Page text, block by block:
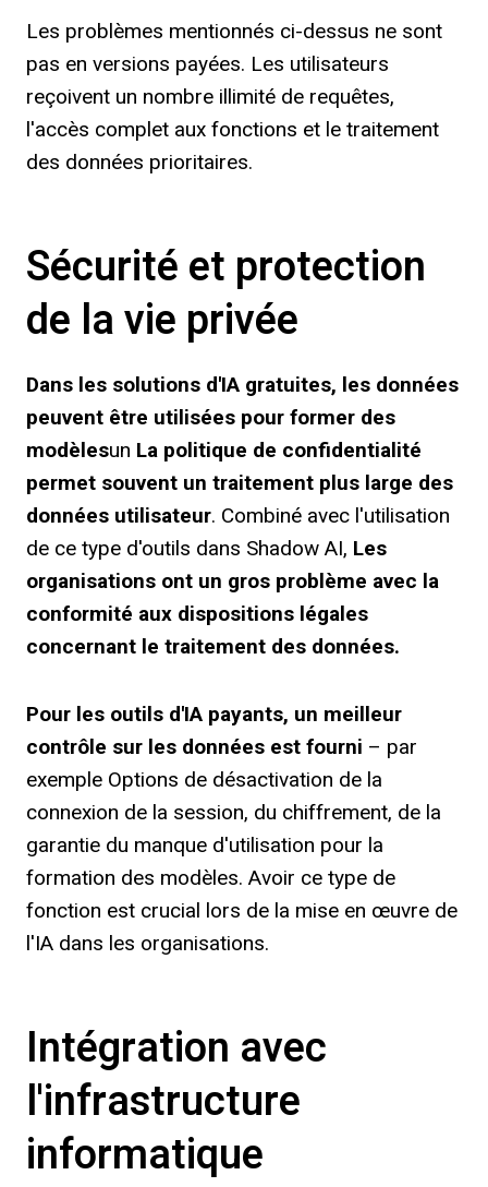
Les problèmes mentionnés ci-dessus ne sont
pas en versions payées. Les utilisateurs
reçoivent un nombre illimité de requêtes,
l'accès complet aux fonctions et le traitement
des données prioritaires.
Sécurité et protection
de la vie privée
Dans les solutions d'IA gratuites, les données
peuvent être utilisées pour former des
modèlesun La politique de confidentialité
permet souvent un traitement plus large des
données utilisateur. Combiné avec l'utilisation
de ce type d'outils dans Shadow AI, Les
organisations ont un gros problème avec la
conformité aux dispositions légales
concernant le traitement des données.
Pour les outils d'IA payants, un meilleur
contrôle sur les données est fourni – par
exemple Options de désactivation de la
connexion de la session, du chiffrement, de la
garantie du manque d'utilisation pour la
formation des modèles. Avoir ce type de
fonction est crucial lors de la mise en œuvre de
l'IA dans les organisations.
Intégration avec
l'infrastructure
informatique